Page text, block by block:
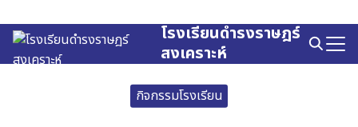
to
content
โรงเรียนดำรงราษฎร์
สงเคราะห์
Search
for:
กิจกรรมโรงเรียน